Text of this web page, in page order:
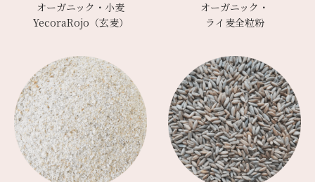
オーガニック・小麦
YecoraRojo（玄麦）
オーガニック・
ライ麦全粒粉